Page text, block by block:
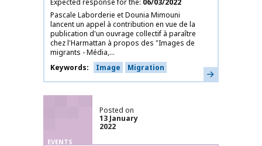
Expected response for the 06/03/2022
Pascale Laborderie et Dounia Mimouni
lancent un appel à contribution en vue de la
publication d'un ouvrage collectif à paraître
chez l'Harmattan à propos des "Images de
migrants - Média,...
Keywords
Image Migration Learn more
EVENTS
Posted on
13 January
2022